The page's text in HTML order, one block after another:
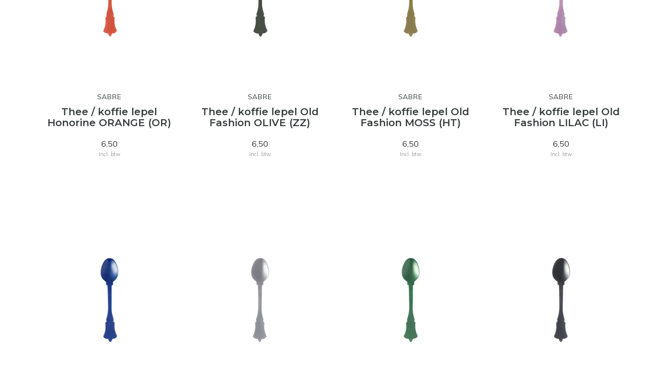
SABRE
Thee / koffie lepel
Honorine ORANGE (OR)
6,50
Incl. btw
SABRE
Thee / koffie lepel Old
Fashion OLIVE (ZZ)
6,50
Incl. btw
SABRE
Thee / koffie lepel Old
Fashion MOSS (HT)
6,50
Incl. btw
SABRE
Thee / koffie lepel Old
Fashion LILAC (LI)
6,50
Incl. btw